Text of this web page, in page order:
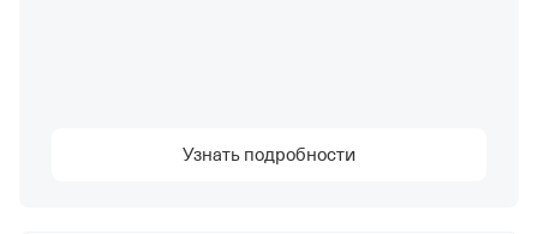
Узнать подробности